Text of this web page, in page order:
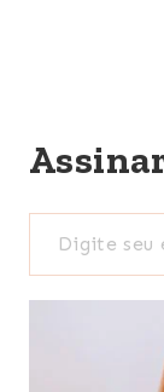
Digite seu e-mail…